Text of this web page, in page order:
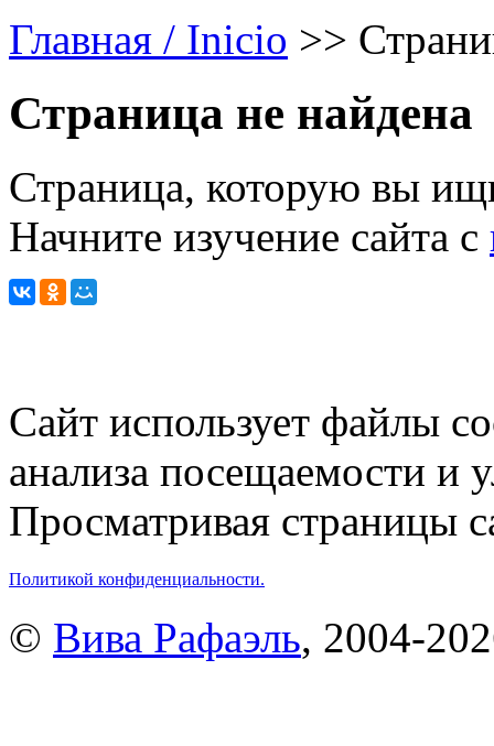
Главная / Inicio >>
Страница не найдена
Страница, которую вы
Начните изучение сайта с
Сайт использует файлы
анализа посещаемости и
Просматривая страницы
Политикой конфиденциальности.
© Вива Рафаэль, 2004-